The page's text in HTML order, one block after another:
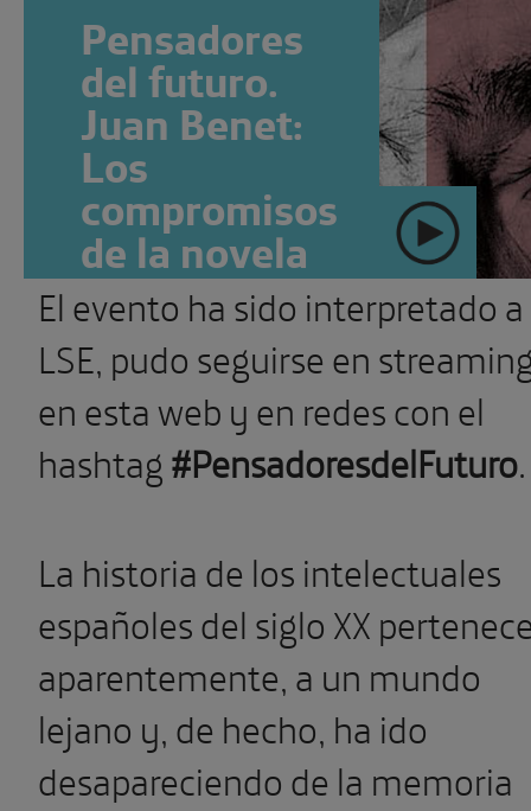
Pensadores
del futuro.
Juan Benet:
Los
compromisos
de la novela
El evento ha sido interpretado a
LSE, pudo seguirse en
en esta web y en redes con el
hashtag#PensadoresdelFuturo.
La historia de los intelectuales
españoles del siglo XX
aparentemente, a un mundo
lejano y, de hecho, ha ido
desapareciendo de la memoria